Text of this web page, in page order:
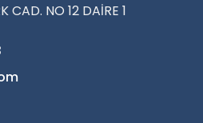
CAD. NO 12 DAİRE 1